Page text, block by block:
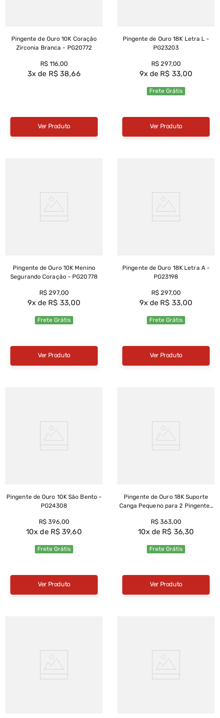
Pingente de Ouro 10K Coração
Zirconia Branca - PG20772
R$ 116,00
3 R$ 38,66
Ver Produto
Pingente de Ouro 18K Letra L -
PG23203
R$ 297,00
9 R$ 33,00
Frete Grátis
Ver Produto
Pingente de Ouro 10K Menino
Segurando Coração - PG20778
R$ 297,00
9 R$ 33,00
Frete Grátis
Ver Produto
Pingente de Ouro 18K Letra A -
PG23198
R$ 297,00
9 R$ 33,00
Frete Grátis
Ver Produto
Pingente de Ouro 10K São Bento -
PG24308
R$ 396,00
10 R$ 39,60
Frete Grátis
Ver Produto
Pingente de Ouro 18K Suporte
Canga Pequeno para 2 Pingentes
R$ 363,00
10 R$ 36,30
Frete Grátis
Ver Produto